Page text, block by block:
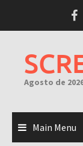
Agosto de
Main Menu